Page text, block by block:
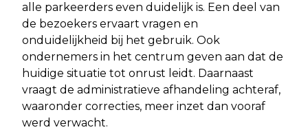
alle parkeerders even duidelijk is. Een deel van
de bezoekers ervaart vragen en
onduidelijkheid bij het gebruik. Ook
ondernemers in het centrum geven aan dat de
huidige situatie tot onrust leidt. Daarnaast
vraagt de administratieve afhandeling achteraf,
waaronder correcties, meer inzet dan vooraf
werd verwacht.